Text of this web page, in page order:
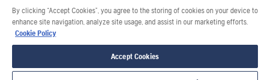
© 2026 Husqvarna AB. Todos los derechos reservados.
By clicking “Accept Cookies”, you agree to the storing of cookies on your device to
enhance site navigation, analyze site usage, and assist in our marketing efforts.
Cookie Policy
Accept Cookies